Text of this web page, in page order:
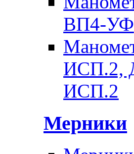
ВП4-УФ
ИСП.2,
ИСП.2
Мерники